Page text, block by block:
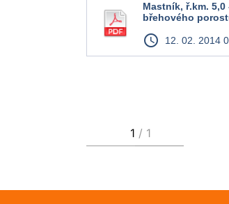
Mastník, ř.km.
břehového
access_time 12. 02. 2014